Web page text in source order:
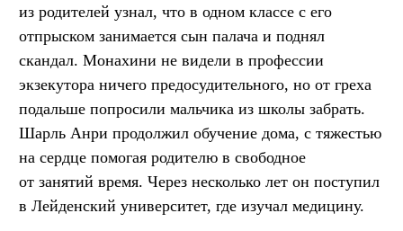
из родителей узнал, что в одном классе с его
отпрыском занимается сын палача и поднял
скандал. Монахини не видели в профессии
экзекутора ничего предосудительного, но от греха
подальше попросили мальчика из школы забрать.
Шарль Анри продолжил обучение дома, с тяжестью
на сердце помогая родителю в свободное
от занятий время. Через несколько лет он поступил
в Лейденский университет, где изучал медицину.